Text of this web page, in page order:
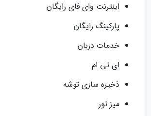
اینترنت وای فای رایگان
پارکینگ رایگان
خدمات دربان
ای تی ام
ذخیره سازی توشه
میز تور